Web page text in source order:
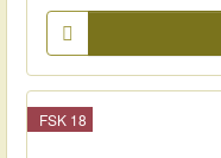
FSK 18